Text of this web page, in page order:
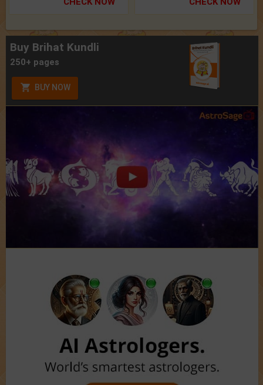
Buy Brihat Kundli
250+ pages
BUY NOW